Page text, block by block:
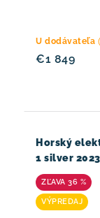
U dodávateľa
€1 849
Horský
1 silver
36 %
VÝPREDAJ